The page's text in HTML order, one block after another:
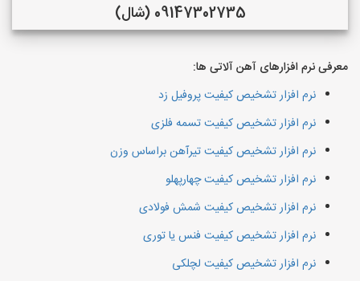
09147302735 (شال)
معرفی نرم افزارهای آهن آلاتی ها:
نرم افزار تشخیص کیفیت پروفیل زد
نرم افزار تشخیص کیفیت تسمه فلزی
نرم افزار تشخیص کیفیت تیرآهن براساس وزن
نرم افزار تشخیص کیفیت چهارپهلو
نرم افزار تشخیص کیفیت شمش فولادی
نرم افزار تشخیص کیفیت فنس یا توری
نرم افزار تشخیص کیفیت لچلکی